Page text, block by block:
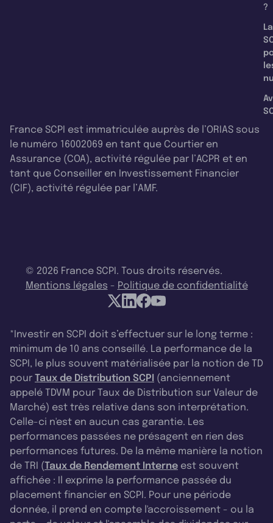
?
La
France SCPI est immatriculée auprès de l’ORIAS sous
le numéro 16002069 en tant que Courtier en
Assurance (COA), activité régulée par l’ACPR et en
tant que Conseiller en Investissement Financier
(CIF), activité régulée par l’AMF.
© 2026 France SCPI. Tous droits réservés.
Mentions légales - Politique de confidentialité
*Investir en SCPI doit s’effectuer sur le long terme :
minimum de 10 ans conseillé. La performance de la
SCPI, le plus souvent matérialisée par la notion de TD
pour Taux de Distribution SCPI (anciennement
appelé TDVM pour Taux de Distribution sur Valeur de
Marché) est très relative dans son interprétation.
Celle-ci n'est en aucun cas garantie. Les
performances passées ne présagent en rien des
performances futures. De la même manière la notion
de TRI ( Taux de Rendement Interne est souvent
affichée : Il exprime la performance passée du
placement financier en SCPI. Pour une période
donnée, il prend en compte l'accroissement - ou la